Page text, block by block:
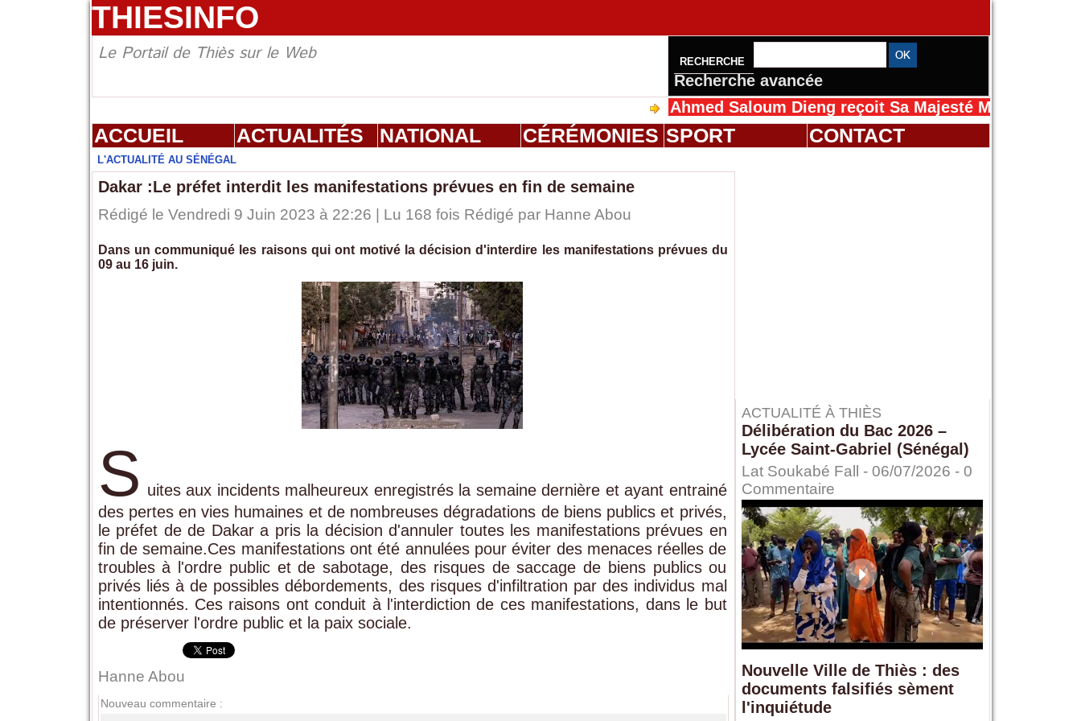
THIESINFO
Le Portail de Thiès sur le Web RECHERCHE
Recherche avancée
Ahmed Saloum Dieng reçoit Sa Majesté Mansah Cissé au
ACCUEIL ACTUALITÉS NATIONAL CÉRÉMONIES SPORT CONTACT
L'ACTUALITÉ AU SÉNÉGAL
Dakar :Le préfet interdit les manifestations prévues en fin de semaine
Rédigé le Vendredi 9 Juin 2023 à 22:26 | Lu 168 fois Rédigé par Hanne Abou
Dans un communiqué les raisons qui ont motivé la décision d'interdire les manifestations prévues du
09 au 16 juin.
S uites aux incidents malheureux enregistrés la semaine dernière et ayant entrainé
des pertes en vies humaines et de nombreuses dégradations de biens publics et privés,
le préfet de de Dakar a pris la décision d'annuler toutes les manifestations prévues en
fin de semaine.Ces manifestations ont été annulées pour éviter des menaces réelles de
troubles à l'ordre public et de sabotage, des risques de saccage de biens publics ou
privés liés à de possibles débordements, des risques d'infiltration par des individus mal
intentionnés. Ces raisons ont conduit à l'interdiction de ces manifestations, dans le but
de préserver l'ordre public et la paix sociale.
Hanne Abou
Nouveau commentaire :
ACTUALITÉ À THIÈS
Délibération du Bac 2026 –
Lycée Saint-Gabriel (Sénégal)
Lat Soukabé Fall - 06/07/2026 - 0
Commentaire
Nouvelle Ville de Thiès : des
documents falsifiés sèment
l'inquiétude